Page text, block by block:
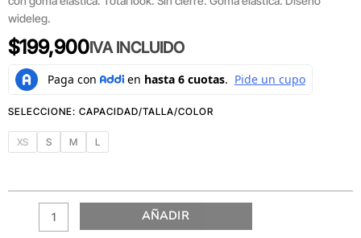
wideleg.
$199,900IVA INCLUIDO
XS S M L
AÑADIR